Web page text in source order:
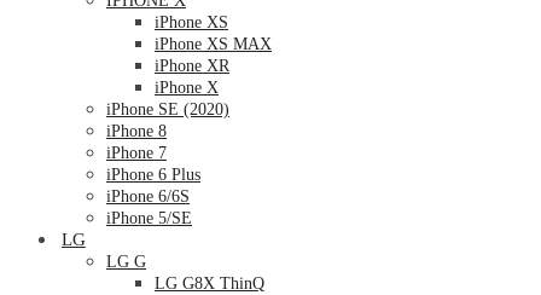
iPhone XS
iPhone XS MAX
iPhone XR
iPhone X
iPhone SE (2020)
iPhone 8
iPhone 7
iPhone 6 Plus
iPhone 6/6S
iPhone 5/SE
LG
LG G
LG G8X ThinQ